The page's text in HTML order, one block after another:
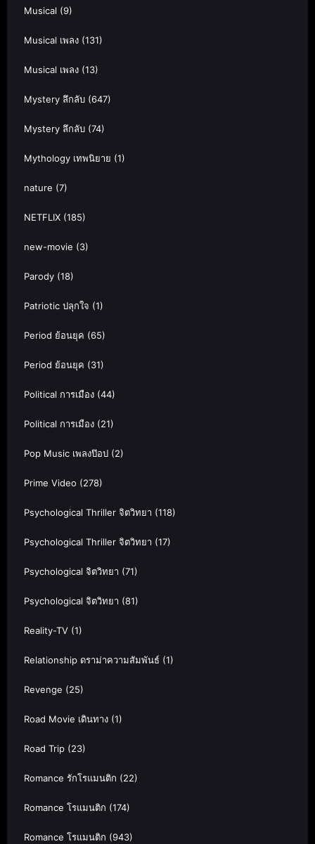
Musical (9)
Musical เพลง (131)
Musical เพลง (13)
Mystery ลึกลับ (647)
Mystery ลึกลับ (74)
Mythology เทพนิยาย (1)
nature (7)
NETFLIX (185)
new-movie (3)
Parody (18)
Patriotic ปลุกใจ (1)
Period ย้อนยุค (65)
Period ย้อนยุค (31)
Political การเมือง (44)
Political การเมือง (21)
Pop Music เพลงป๊อป (2)
Prime Video (278)
Psychological Thriller จิตวิทยา (118)
Psychological Thriller จิตวิทยา (17)
Psychological จิตวิทยา (71)
Psychological จิตวิทยา (81)
Reality-TV (1)
Relationship ดราม่าความสัมพันธ์ (1)
Revenge (25)
Road Movie เดินทาง (1)
Road Trip (23)
Romance รักโรแมนติก (22)
Romance โรแมนติก (174)
Romance โรแมนติก (943)